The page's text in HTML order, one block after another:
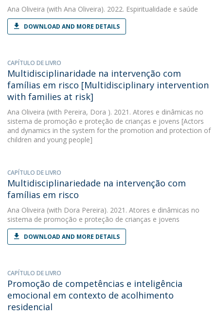
Ana Oliveira (with Ana Oliveira). 2022. Espiritualidade e saúde
DOWNLOAD AND MORE DETAILS
CAPÍTULO DE LIVRO
Multidisciplinaridade na intervenção com
famílias em risco [Multidisciplinary intervention
with families at risk]
Ana Oliveira (with Pereira, Dora ). 2021. Atores e dinâmicas no
sistema de promoção e proteção de crianças e jovens [Actors
and dynamics in the system for the promotion and protection of
children and young people]
CAPÍTULO DE LIVRO
Multidisciplinariedade na intervenção com
famílias em risco
Ana Oliveira (with Dora Pereira). 2021. Atores e dinâmicas no
sistema de promoção e proteção de crianças e jovens
DOWNLOAD AND MORE DETAILS
CAPÍTULO DE LIVRO
Promoção de competências e inteligência
emocional em contexto de acolhimento
residencial